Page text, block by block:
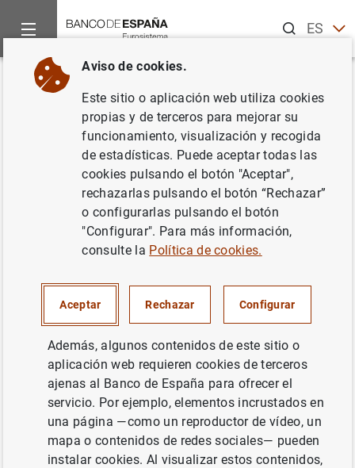
ESEN
Inicio Publicaciones
Volver
Noviembre 2010
Serie: Boletín Económico.
TIPOS DE CAMBIO
MERCADO DE TRABAJO DEUDA PÚBLICA
SOCIEDADES NO FINANCIERAS, EMPRESAS
Documento completo
Aviso de cookies.
Este sitio o aplicación web utiliza cookies
propias y de terceros para mejorar su
funcionamiento, visualización y recogida
de estadísticas. Puede aceptar todas las
cookies pulsando el botón "Aceptar",
rechazarlas pulsando el botón “Rechazar”
o configurarlas pulsando el botón
"Configurar". Para más información,
consulte la Política de cookies.
Aceptar Rechazar Configurar
Además, algunos contenidos de este sitio o
aplicación web requieren cookies de terceros
ajenas al Banco de España para ofrecer el
servicio. Por ejemplo, elementos incrustados en
una página —como un reproductor de vídeo, un
mapa o contenidos de redes sociales— pueden
instalar cookies. Al visualizar estos contenidos,